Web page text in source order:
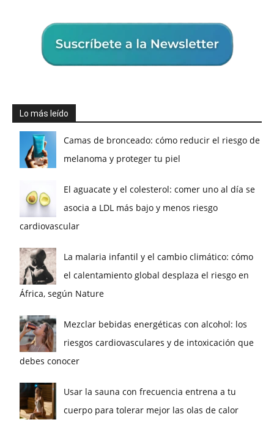
Lo más leído
Camas de bronceado: cómo reducir el riesgo de
melanoma y proteger tu piel
El aguacate y el colesterol: comer uno al día se
asocia a LDL más bajo y menos riesgo
cardiovascular
La malaria infantil y el cambio climático: cómo
el calentamiento global desplaza el riesgo en
África, según Nature
Mezclar bebidas energéticas con alcohol: los
riesgos cardiovasculares y de intoxicación que
debes conocer
Usar la sauna con frecuencia entrena a tu
cuerpo para tolerar mejor las olas de calor